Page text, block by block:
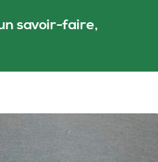
savoir-faire,